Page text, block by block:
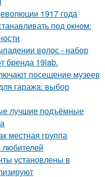
1917 года
под окном:
волос - набор
бренда 19lab.
посещение музеев
гаража: выбор
лучшие подъёмные
местная группа
установлены в